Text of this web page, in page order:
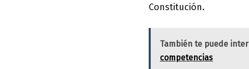
Constitución.
También te puede
competencias